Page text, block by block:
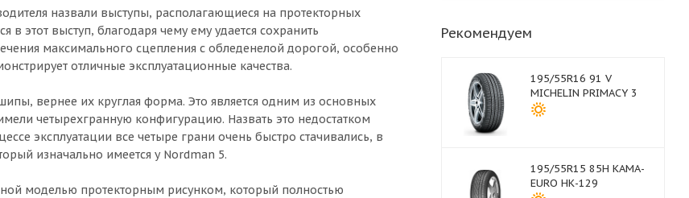
назвали выступы, располагающиеся на протекторных
этот выступ, благодаря чему ему удается сохранить
максимального сцепления с обледенелой дорогой, особенно
отличные эксплуатационные качества.
вернее их круглая форма. Это является одним из основных
четырехгранную конфигурацию. Назвать это недостатком
эксплуатации все четыре грани очень быстро стачивались, в
изначально имеется у Nordman 5.
моделью протекторным рисунком, который полностью
Рекомендуем
195/55R16 91 V
MICHELIN PRIMACY 3
195/55R15 85H КАМА-
EURO НК-129